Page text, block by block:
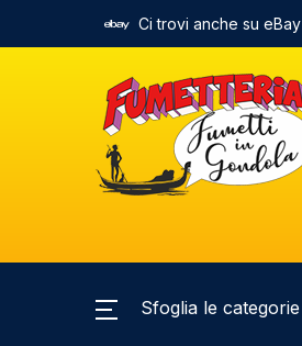
Ci trovi anche su eBay
Sfoglia le categorie